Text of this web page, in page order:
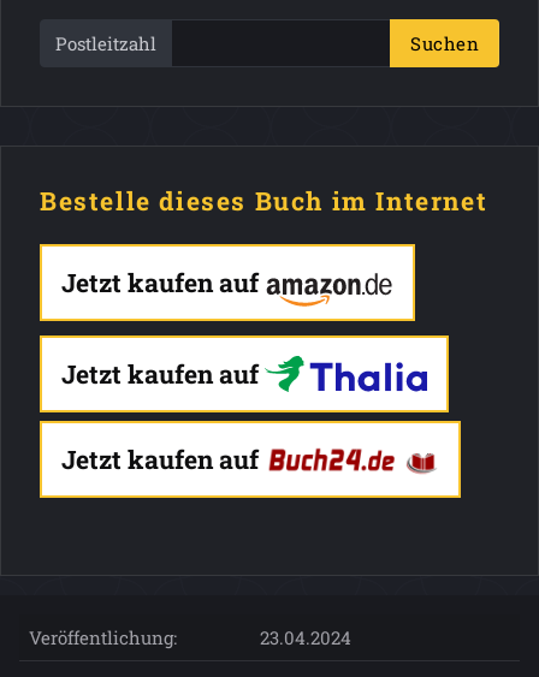
Postleitzahl Suchen
Bestelle dieses Buch im Internet
Jetzt kaufen auf
Jetzt kaufen auf
Jetzt kaufen auf
Veröffentlichung:
23.04.2024